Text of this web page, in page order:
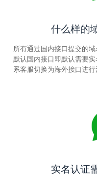
什么样的
所有通过国内接口提交的
默认国内接口即默认需要
系客服切换为海外接口进行
实名认证